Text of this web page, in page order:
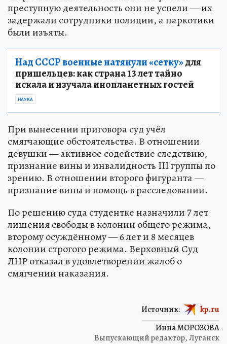
преступную деятельность они не успели — их
задержали сотрудники полиции, а наркотики
были изъяты.
Над СССР военные натянули «сетку»для
пришельцев: как страна 13 лет тайно
искала и изучала инопланетных гостей
НАУКА
При вынесении приговора суд учёл
смягчающие обстоятельства. В отношении
девушки — активное содействие следствию,
признание вины и инвалидность III группы по
зрению. В отношении второго фигуранта —
признание вины и помощь в расследовании.
По решению суда студентке назначили 7 лет
лишения свободы в колонии общего режима,
второму осуждённому — 6 лет и 8 месяцев
колонии строгого режима. Верховный Суд
ЛНР отказал в удовлетворении жалоб о
смягчении наказания.
Инна МОРОЗОВА
Выпускающий редактор, Луганск
Источник: kp.ru